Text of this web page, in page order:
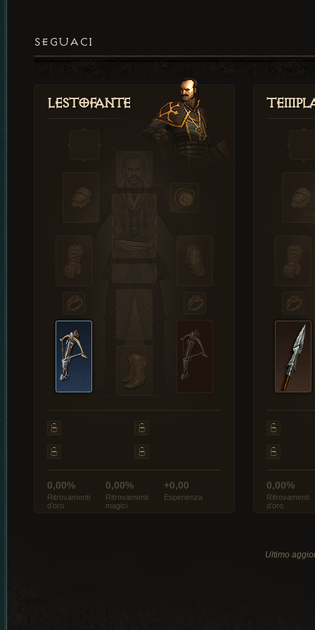
SEGUACI
Lestofante
0,00%
Ritrovamenti
d’oro
0,00%
Ritrovamenti
magici
+0,00
Esperienza
0,00%
Ritrovamenti
d’oro
Ultimo